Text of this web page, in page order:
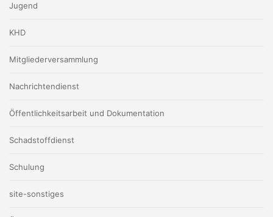
Jugend
KHD
Mitgliederversammlung
Nachrichtendienst
Öffentlichkeitsarbeit und Dokumentation
Schadstoffdienst
Schulung
site-sonstiges